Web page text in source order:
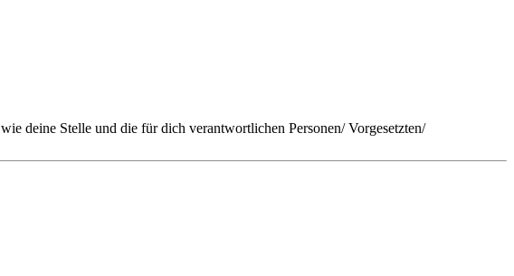
deine Stelle und die für dich verantwortlichen Personen/ Vorgesetzten/